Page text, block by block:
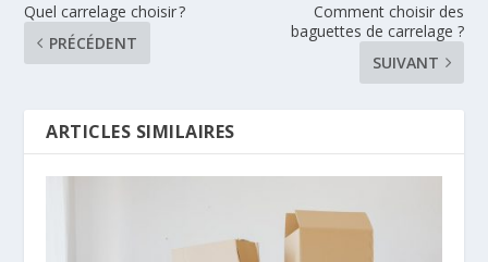
Quel carrelage choisir ?
PRÉCÉDENT
Comment choisir des
baguettes de carrelage ?
SUIVANT
ARTICLES SIMILAIRES